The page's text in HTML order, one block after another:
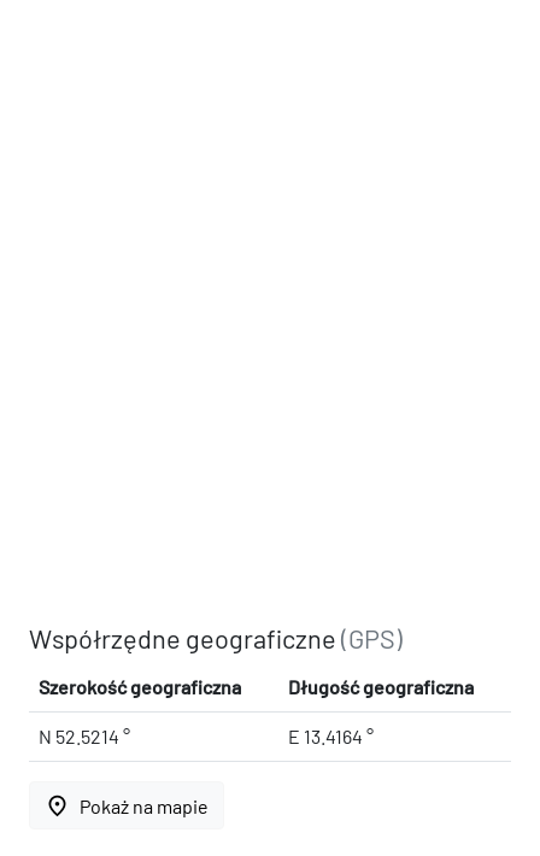
Współrzędne geograficzne(GPS)
Szerokość geograficzna Długość geograficzna
N 52.5214 ° E 13.4164 °
place Pokaż na mapie